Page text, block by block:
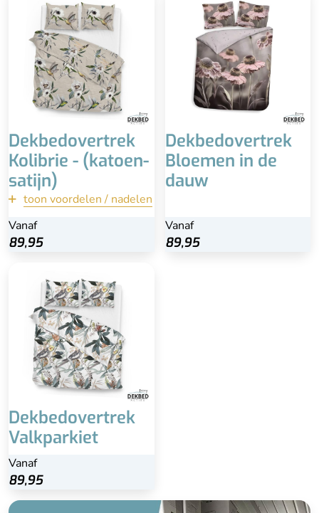
Dekbedovertrek
Kolibrie - (katoen-
satijn)
toon voordelen / nadelen
Vanaf
89,95
comfortabel
Bijpassende
kussenslopen
Brede instopstrook
100% Katoen-satijn
Vaak duurder
terug
Bekijk
Dekbedovertrek
Bloemen in de
dauw
Vanaf
89,95
Dekbedovertrek
Valkparkiet
Vanaf
89,95